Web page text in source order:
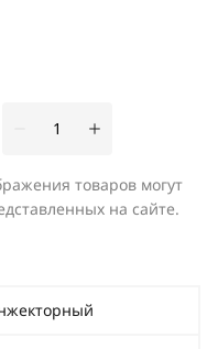
товаров могут
на сайте.